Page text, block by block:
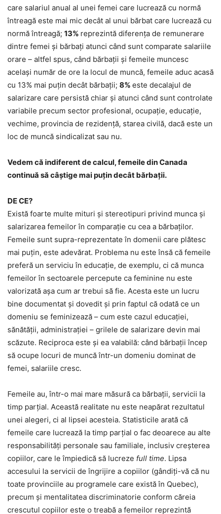
care salariul anual al unei femei care lucrează cu normă
întreagă este mai mic decât al unui bărbat care lucrează cu
normă întreagă; 13% reprezintă diferența de remunerare
dintre femei și bărbați atunci când sunt comparate salariile
orare – altfel spus, când bărbații și femeile muncesc
același număr de ore la locul de muncă, femeile aduc acasă
cu 13% mai puțin decât bărbații; 8% este decalajul de
salarizare care persistă chiar și atunci când sunt controlate
variabile precum sector profesional, ocupație, educație,
vechime, provincia de rezidență, starea civilă, dacă este un
loc de muncă sindicalizat sau nu.
Vedem că indiferent de calcul, femeile din Canada
continuă să câștige mai puțin decât bărbații.
DE CE?
Există foarte multe mituri și stereotipuri privind munca și
salarizarea femeilor în comparație cu cea a bărbaților.
Femeile sunt supra-reprezentate în domenii care plătesc
mai puțin, este adevărat. Problema nu este însă că femeile
preferă un serviciu în educație, de exemplu, ci că munca
femeilor în sectoarele percepute ca feminine nu este
valorizată așa cum ar trebui să fie. Acesta este un lucru
bine documentat și dovedit și prin faptul că odată ce un
domeniu se feminizează – cum este cazul educației,
sănătății, administrației – grilele de salarizare devin mai
scăzute. Reciproca este și ea valabilă: când bărbații încep
să ocupe locuri de muncă într-un domeniu dominat de
femei, salariile cresc.
Femeile au, într-o mai mare măsură ca bărbații, servicii la
timp parțial. Această realitate nu este neapărat rezultatul
unei alegeri, ci al lipsei acesteia. Statisticile arată că
femeile care lucrează la timp parțial o fac deoarece au alte
responsabilități personale sau familiale, inclusiv creșterea
copiilor, care le împiedică să lucreze full time. Lipsa
accesului la servicii de îngrijire a copiilor (gândiți-vă că nu
toate provinciile au programele care există în Quebec),
precum și mentalitatea discriminatorie conform căreia
crescutul copiilor este o treabă a femeilor reprezintă